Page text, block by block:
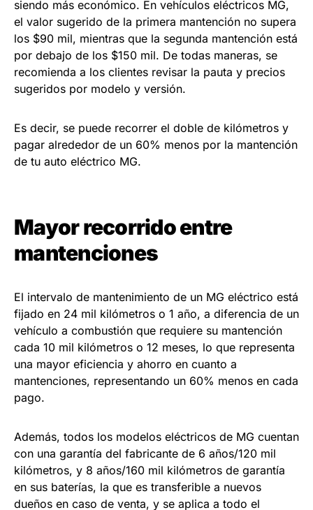
siendo más económico. En vehículos eléctricos MG,
el valor sugerido de la primera mantención no supera
los $90 mil, mientras que la segunda mantención está
por debajo de los $150 mil. De todas maneras, se
recomienda a los clientes revisar la pauta y precios
sugeridos por modelo y versión.
Es decir, se puede recorrer el doble de kilómetros y
pagar alrededor de un 60% menos por la mantención
de tu auto eléctrico MG.
Mayor recorrido entre
mantenciones
El intervalo de mantenimiento de un MG eléctrico está
fijado en 24 mil kilómetros o 1 año, a diferencia de un
vehículo a combustión que requiere su mantención
cada 10 mil kilómetros o 12 meses, lo que representa
una mayor eficiencia y ahorro en cuanto a
mantenciones, representando un 60% menos en cada
pago.
Además, todos los modelos eléctricos de MG cuentan
con una garantía del fabricante de 6 años/120 mil
kilómetros, y 8 años/160 mil kilómetros de garantía
en sus baterías, la que es transferible a nuevos
dueños en caso de venta, y se aplica a todo el